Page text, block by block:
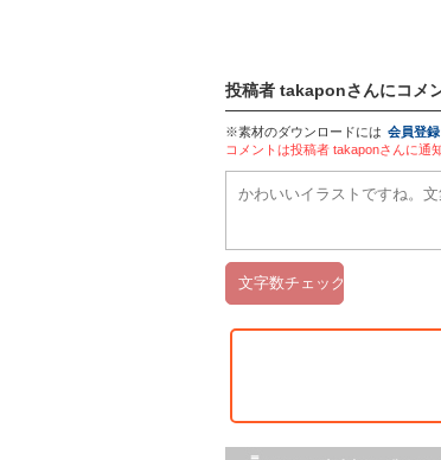
投稿者 takaponさんにコメ
※素材のダウンロードには 会員登録
コメントは投稿者 takaponさんに通